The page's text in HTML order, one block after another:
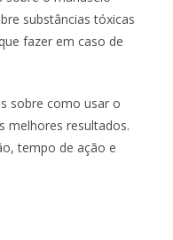
substâncias tóxicas
fazer em caso de
sobre como usar o
melhores resultados.
tempo de ação e